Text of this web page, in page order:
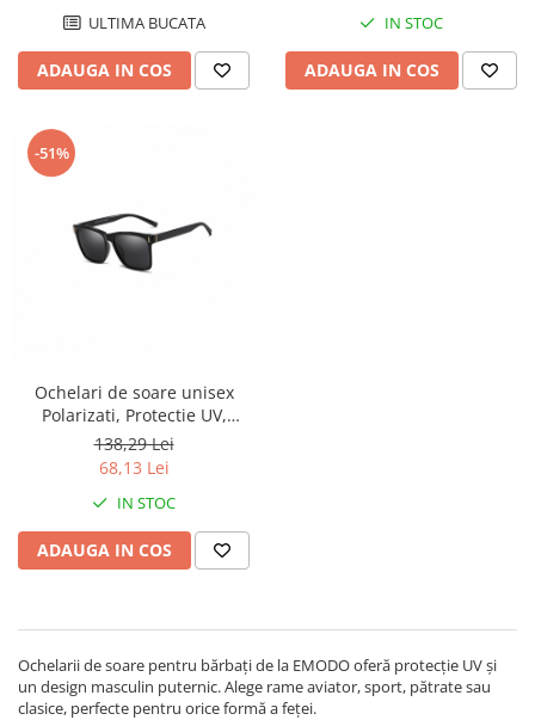
ULTIMA BUCATA
ADAUGA IN COS
IN STOC
ADAUGA IN COS
-51%
Ochelari de soare unisex
Polarizati, Protectie UV,
Mathias 1946 Wayfarer,
Negru
138,29 Lei
68,13 Lei
IN STOC
ADAUGA IN COS
Ochelarii de soare pentru bărbați de la EMODO oferă protecție UV și
un design masculin puternic. Alege rame aviator, sport, pătrate sau
clasice, perfecte pentru orice formă a feței.